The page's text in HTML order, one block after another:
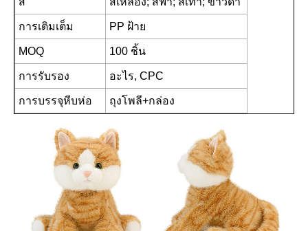
การเติมเต็ม PP ฝ้าย
MOQ 100 ชิ้น
การรับรอง อะไร, CPC
การบรรจุหีบห่อ ถุงโพลี+กล่อง